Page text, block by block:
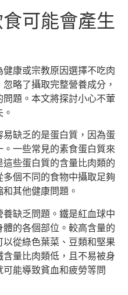
可能會產生
康或宗教原因選擇不吃肉
略了攝取完整營養成分，
題。本文將探討小心不葷
缺乏的是蛋白質，因為蛋
一些常見的素食蛋白質來
些蛋白質的含量比肉類的
個不同的食物中攝取足夠
其他健康問題。
缺乏問題。鐵是紅血球中
的各個部位。較高含量的
從綠色葉菜、豆類和堅果
量比肉類低，且不易被身
能導致貧血和疲勞等問